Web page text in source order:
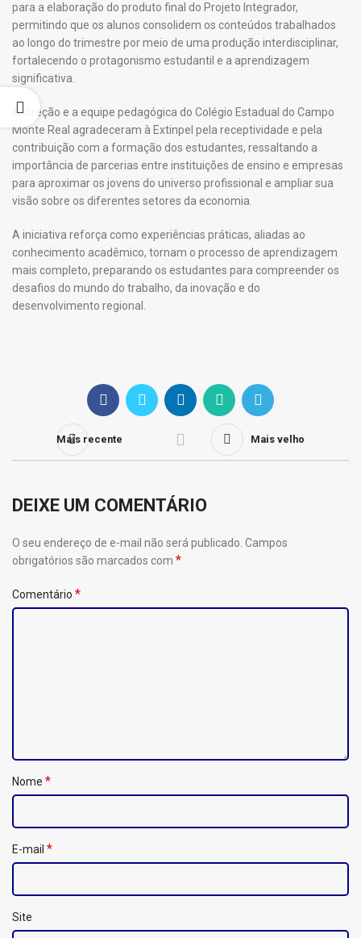
para a elaboração do produto final do Projeto Integrador,
permitindo que os alunos consolidem os conteúdos trabalhados
ao longo do trimestre por meio de uma produção interdisciplinar,
fortalecendo o protagonismo estudantil e a aprendizagem
significativa.
A direção e a equipe pedagógica do Colégio Estadual do Campo
Monte Real agradeceram à Extinpel pela receptividade e pela
contribuição com a formação dos estudantes, ressaltando a
importância de parcerias entre instituições de ensino e empresas
para aproximar os jovens do universo profissional e ampliar sua
visão sobre os diferentes setores da economia.
A iniciativa reforça como experiências práticas, aliadas ao
conhecimento acadêmico, tornam o processo de aprendizagem
mais completo, preparando os estudantes para compreender os
desafios do mundo do trabalho, da inovação e do
desenvolvimento regional.
Mais recente Mais velho
DEIXE UM COMENTÁRIO
O seu endereço de e-mail não será publicado. Campos
obrigatórios são marcados com *
Comentário *
Nome *
E-mail *
Site